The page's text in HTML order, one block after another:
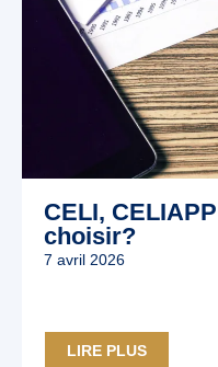
CELI,
choisir?
7 avril 2026
LIRE PLUS